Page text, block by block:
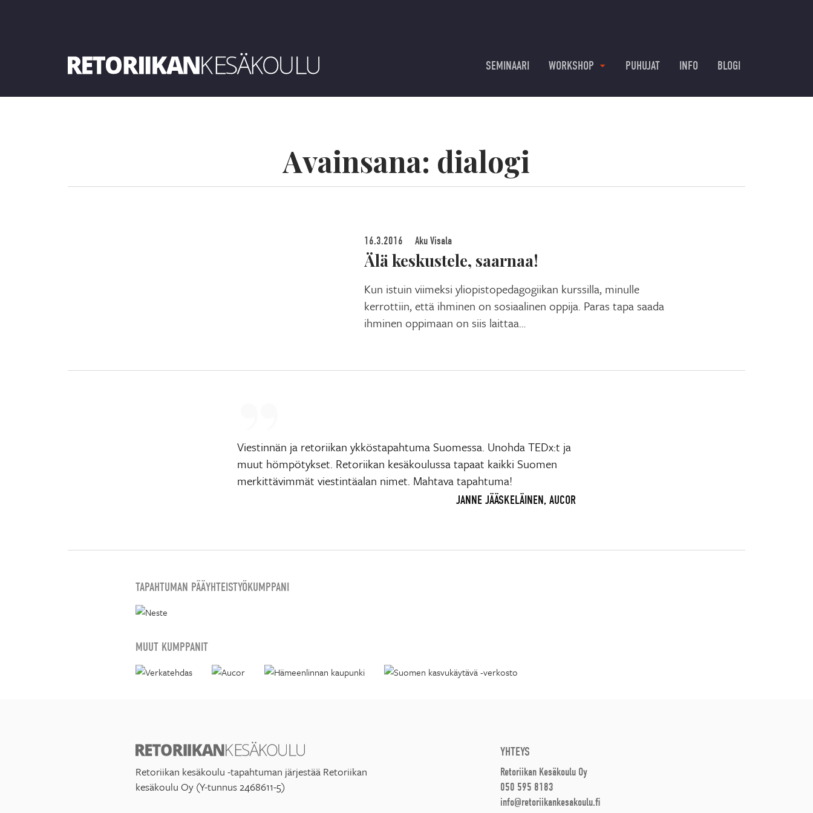
SEMINAARI WORKSHOP PUHUJAT INFO BLOGI
Avainsana: dialogi
16.3.2016 Aku Visala
Älä keskustele, saarnaa!
Kun istuin viimeksi yliopistopedagogiikan kurssilla, minulle
kerrottiin, että ihminen on sosiaalinen oppija. Paras tapa saada
ihminen oppimaan on siis laittaa…
Viestinnän ja retoriikan ykköstapahtuma Suomessa. Unohda TEDx:t ja
muut hömpötykset. Retoriikan kesäkoulussa tapaat kaikki Suomen
merkittävimmät viestintäalan nimet. Mahtava tapahtuma!
JANNE JÄÄSKELÄINEN, AUCOR
TAPAHTUMAN PÄÄYHTEISTYÖKUMPPANI
MUUT KUMPPANIT
Retoriikan kesäkoulu -tapahtuman järjestää Retoriikan
kesäkoulu Oy (Y-tunnus 2468611-5)
YHTEYS
Retoriikan Kesäkoulu Oy
050 595 8183
info@retoriikankesakoulu.fi